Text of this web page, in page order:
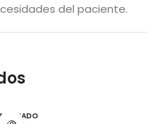
del paciente.